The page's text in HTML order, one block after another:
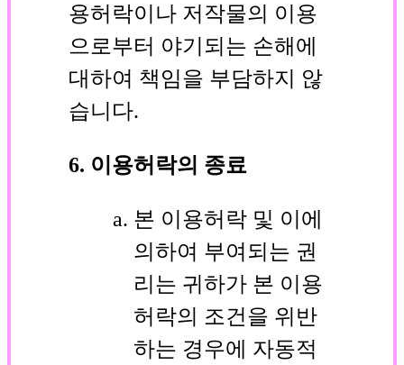
용허락이나 저작물의 이용
으로부터 야기되는 손해에
대하여 책임을 부담하지 않
습니다.
6. 이용허락의 종료
본 이용허락 및 이에
의하여 부여되는 권
리는 귀하가 본 이용
허락의 조건을 위반
하는 경우에 자동적